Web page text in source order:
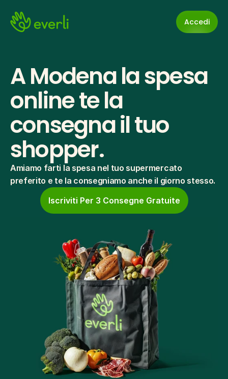
Accedi
A Modena la spesa
online te la
consegna il tuo
shopper.
Amiamo farti la spesa nel tuo supermercato
preferito e te la consegniamo anche il giorno stesso.
Iscriviti Per 3 Consegne Gratuite